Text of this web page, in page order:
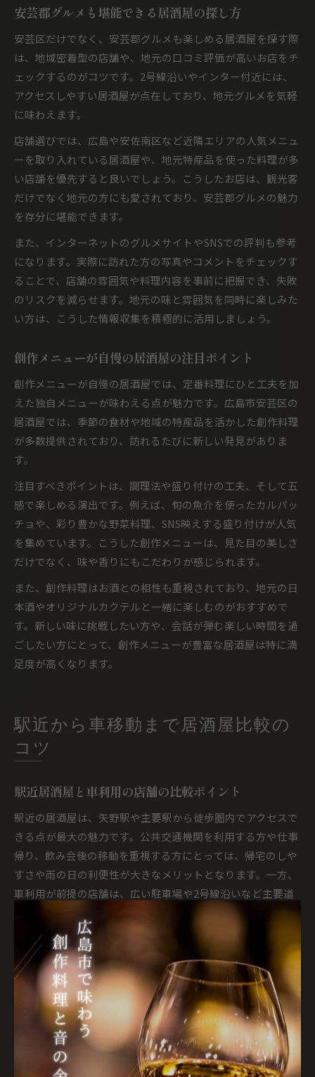
安芸郡グルメも堪能できる居酒屋の探し方
安芸区だけでなく、安芸郡グルメも楽しめる居酒屋を探す際
は、地域密着型の店舗や、地元の口コミ評価が高いお店をチ
ェックするのがコツです。2号線沿いやインター付近には、
アクセスしやすい居酒屋が点在しており、地元グルメを気軽
に味わえます。
店舗選びでは、広島や安佐南区など近隣エリアの人気メニュ
ーを取り入れている居酒屋や、地元特産品を使った料理が多
い店舗を優先すると良いでしょう。こうしたお店は、観光客
だけでなく地元の方にも愛されており、安芸郡グルメの魅力
を存分に堪能できます。
また、インターネットのグルメサイトやSNSでの評判も参考
になります。実際に訪れた方の写真やコメントをチェックす
ることで、店舗の雰囲気や料理内容を事前に把握でき、失敗
のリスクを減らせます。地元の味と雰囲気を同時に楽しみた
い方は、こうした情報収集を積極的に活用しましょう。
創作メニューが自慢の居酒屋の注目ポイント
創作メニューが自慢の居酒屋では、定番料理にひと工夫を加
えた独自メニューが味わえる点が魅力です。広島市安芸区の
居酒屋では、季節の食材や地域の特産品を活かした創作料理
が多数提供されており、訪れるたびに新しい発見がありま
す。
注目すべきポイントは、調理法や盛り付けの工夫、そして五
感で楽しめる演出です。例えば、旬の魚介を使ったカルパッ
チョや、彩り豊かな野菜料理、SNS映えする盛り付けが人気
を集めています。こうした創作メニューは、見た目の美しさ
だけでなく、味や香りにもこだわりが感じられます。
また、創作料理はお酒との相性も重視されており、地元の日
本酒やオリジナルカクテルと一緒に楽しむのがおすすめで
す。新しい味に挑戦したい方や、会話が弾む楽しい時間を過
ごしたい方にとって、創作メニューが豊富な居酒屋は特に満
足度が高くなります。
駅近から車移動まで居酒屋比較の
コツ
駅近居酒屋と車利用の店舗の比較ポイント
駅近の居酒屋は、矢野駅や主要駅から徒歩圏内でアクセスで
きる点が最大の魅力です。公共交通機関を利用する方や仕事
帰り、飲み会後の移動を重視する方にとっては、帰宅のしや
すさや雨の日の利便性が大きなメリットとなります。一方、
車利用が前提の店舗は、広い駐車場や2号線沿いなど主要道
路からのアクセスが良く、家族連れや複数人での利用に適し
ているのが特徴です。
それぞれの店舗選びでは、立地の利便性だけでなく、混雑時
の駐車場の有無や、駅からの距離、夜遅くまで営業している
かなどの実用的なポイントを比較することが重要です。たと
えば駅近居酒屋は終電までに帰る必要がある方には最適です
が、車利用の店舗は一人ひとりの移動手段や飲酒運転防止の
観点からも、送迎や代行サービスの活用を検討する必要があ
ります。